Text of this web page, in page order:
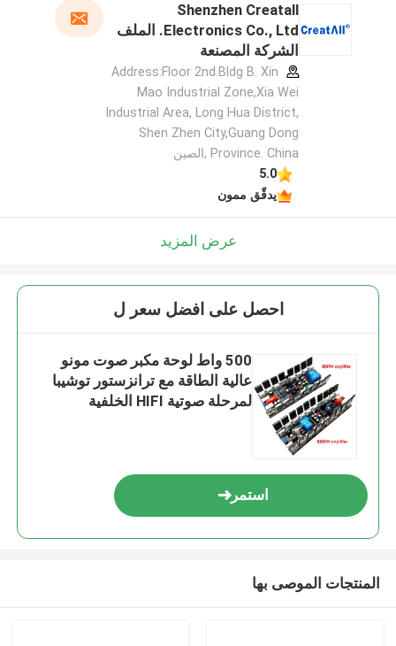
Shenzhen Creatall
Electronics Co., Ltd. الملف
الشركة المصنعة
Address:Floor 2nd.Bldg B. Xin
Mao Industrial Zone,Xia Wei
Industrial Area, Long Hua District,
Shen Zhen City,Guang Dong
Province. China ,الصين
5.0
يدقّق ممون
عرض المزيد
احصل على افضل سعر ل
500 واط لوحة مكبر صوت مونو
عالية الطاقة مع ترانزستور توشيبا
لمرحلة صوتية HIFI الخلفية
استمر
المنتجات الموصى بها